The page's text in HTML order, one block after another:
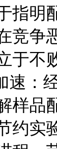
指明
竞争
于不
速：
样品
约实